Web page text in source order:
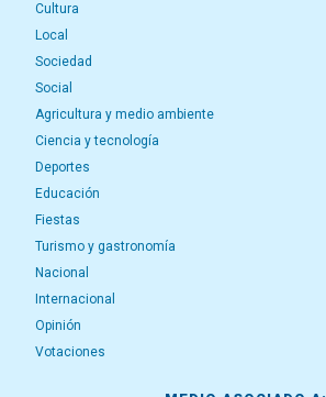
Cultura
Local
Sociedad
Social
Agricultura y medio ambiente
Ciencia y tecnología
Deportes
Educación
Fiestas
Turismo y gastronomía
Nacional
Internacional
Opinión
Votaciones